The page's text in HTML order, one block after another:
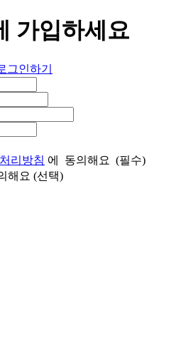
가입하세요
그인하기
리방침 에 동의해요 (필수)
해요 (선택)